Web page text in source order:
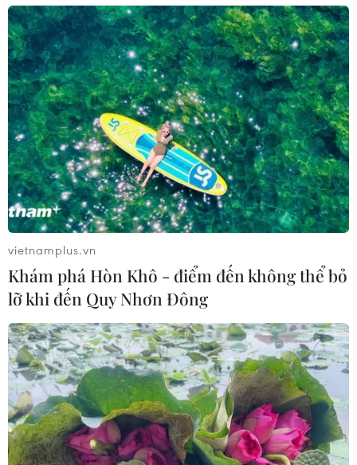
vietnamplus.vn
Khám phá Hòn Khô - điểm đến không thể bỏ
lỡ khi đến Quy Nhơn Đông